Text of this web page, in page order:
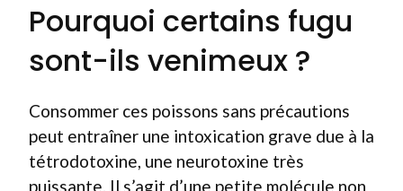
Pourquoi certains fugu
sont-ils venimeux ?
Consommer ces poissons sans précautions
peut entraîner une intoxication grave due à la
tétrodotoxine, une neurotoxine très
puissante. Il s’agit d’une petite molécule non